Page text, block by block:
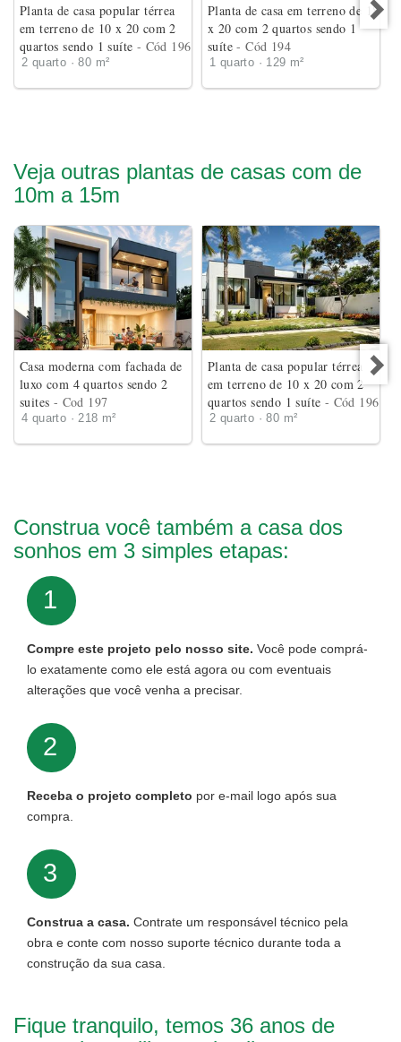
Planta de casa popular térrea
em terreno de 10 x 20 com 2
quartos sendo 1 suíte - Cód 196
2 quarto · 80 m²
Planta de casa em terreno de 18
x 20 com 2 quartos sendo 1
suíte- Cód 194
1 quarto · 129 m²
Veja outras plantas de casas com de
10m a 15m
Casa moderna com fachada de
luxo com 4 quartos sendo 2
suites - Cod 197
4 quarto · 218 m²
Planta de casa popular térrea
em terreno de 10 x 20 com 2
quartos sendo 1 suíte - Cód 196
2 quarto · 80 m²
Construa você também a casa dos
sonhos em 3 simples etapas:
1
Compre este projeto pelo nosso site. Você pode comprá-
lo exatamente como ele está agora ou com eventuais
alterações que você venha a precisar.
2
Receba o projeto completo por e-mail logo após sua
compra.
3
Construa a casa. Contrate um responsável técnico pela
obra e conte com nosso suporte técnico durante toda a
construção da sua casa.
Fique tranquilo, temos 36 anos de